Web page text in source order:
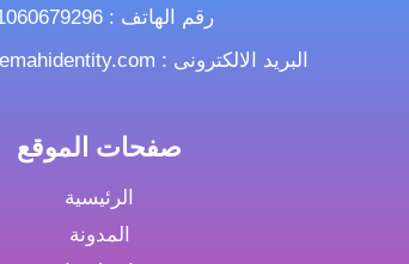
رقم الهاتف : 01060679296
البريد الالكترونى : info@tasmeemahidentity.com
صفحات الموقع
الرئيسية
المدونة